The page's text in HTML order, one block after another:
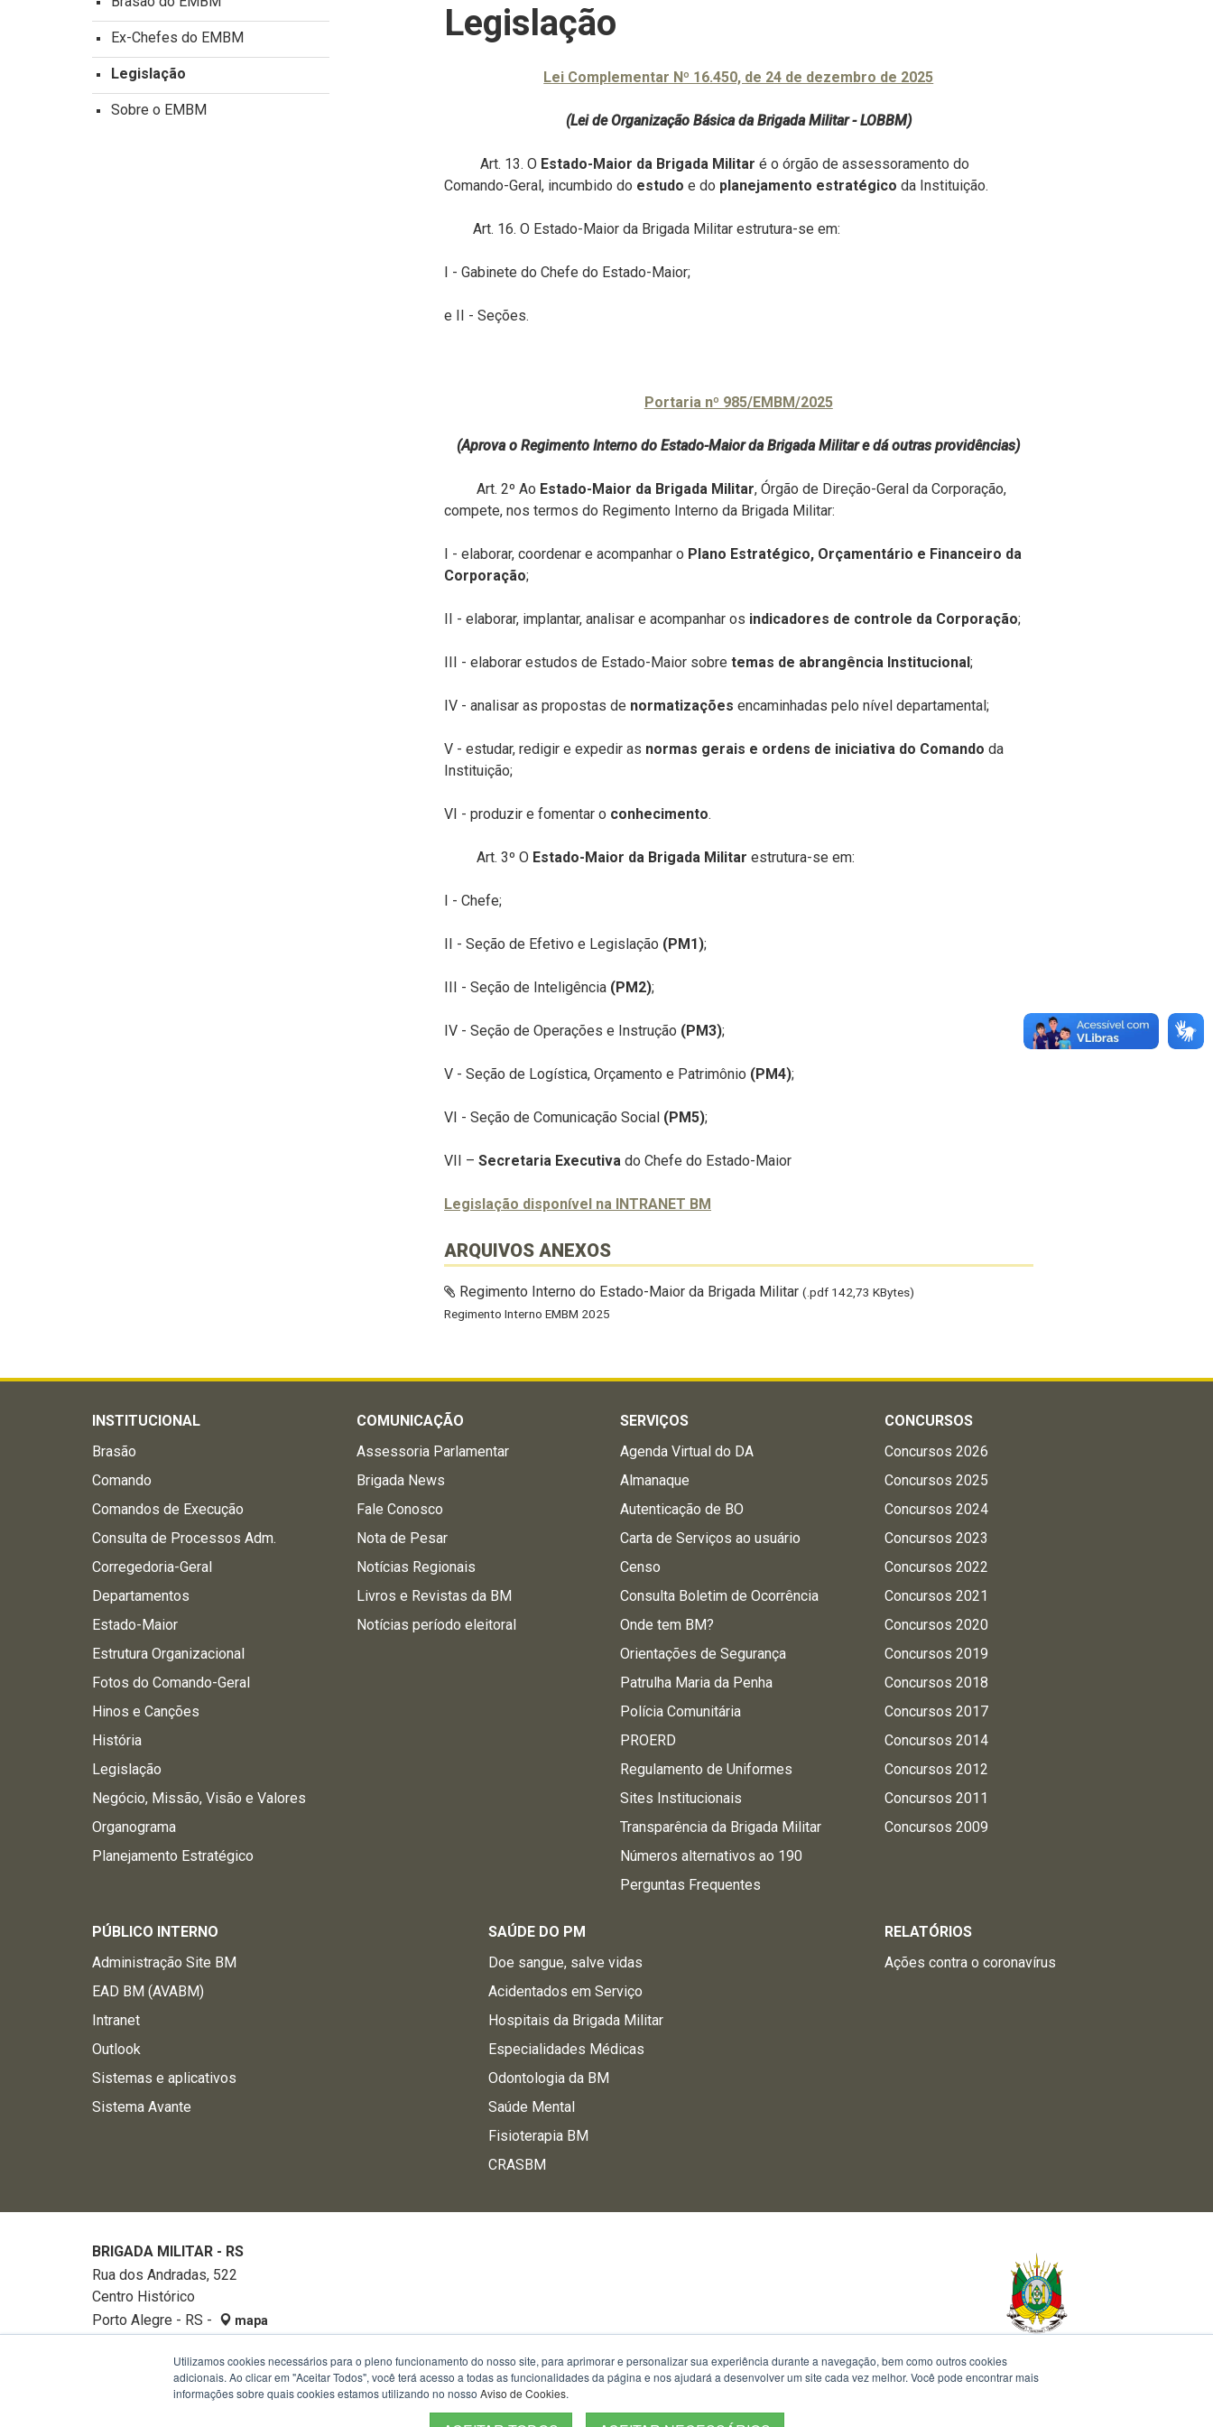
Legislação
Lei Complementar Nº 16.450, de 24 de dezembro de 2025
(Lei de Organização Básica da Brigada Militar - LOBBM)
Art. 13. O Estado-Maior da Brigada Militar é o órgão de assessoramento do
Comando-Geral, incumbido do estudo e do planejamento estratégico da Instituição.
Art. 16. O Estado-Maior da Brigada Militar estrutura-se em:
I - Gabinete do Chefe do Estado-Maior;
e II - Seções.
Portaria nº 985/EMBM/2025
(Aprova o Regimento Interno do Estado-Maior da Brigada Militar e dá outras providências)
Art. 2º Ao Estado-Maior da Brigada Militar, Órgão de Direção-Geral da Corporação,
compete, nos termos do Regimento Interno da Brigada Militar:
I - elaborar, coordenar e acompanhar o Plano Estratégico, Orçamentário e Financeiro da
Corporação;
II - elaborar, implantar, analisar e acompanhar os indicadores de controle da Corporação;
III - elaborar estudos de Estado-Maior sobre temas de abrangência Institucional;
IV - analisar as propostas de normatizações encaminhadas pelo nível departamental;
V - estudar, redigir e expedir as normas gerais e ordens de iniciativa do Comando da
Instituição;
VI - produzir e fomentar o conhecimento.
Art. 3º O Estado-Maior da Brigada Militar estrutura-se em:
I - Chefe;
II - Seção de Efetivo e Legislação (PM1);
III - Seção de Inteligência (PM2);
IV - Seção de Operações e Instrução (PM3);
V - Seção de Logística, Orçamento e Patrimônio (PM4);
VI - Seção de Comunicação Social (PM5);
VII – Secretaria Executiva do Chefe do Estado-Maior
Legislação disponível na INTRANET BM
ARQUIVOS ANEXOS
Regimento Interno do Estado-Maior da Brigada Militar (.pdf 142,73 KBytes)
Regimento Interno EMBM 2025
Ex-Chefes do EMBM
Legislação
Sobre o EMBM
INSTITUCIONAL
Brasão
Comando
Comandos de Execução
Consulta de Processos Adm.
Corregedoria-Geral
Departamentos
Estado-Maior
Estrutura Organizacional
Fotos do Comando-Geral
Hinos e Canções
História
Legislação
Negócio, Missão, Visão e Valores
Organograma
Planejamento Estratégico
COMUNICAÇÃO
Assessoria Parlamentar
Brigada News
Fale Conosco
Nota de Pesar
Notícias Regionais
Livros e Revistas da BM
Notícias período eleitoral
SERVIÇOS
Agenda Virtual do DA
Almanaque
Autenticação de BO
Carta de Serviços ao usuário
Censo
Consulta Boletim de Ocorrência
Onde tem BM?
Orientações de Segurança
Patrulha Maria da Penha
Polícia Comunitária
PROERD
Regulamento de Uniformes
Sites Institucionais
Transparência da Brigada Militar
Números alternativos ao 190
Perguntas Frequentes
CONCURSOS
Concursos 2026
Concursos 2025
Concursos 2024
Concursos 2023
Concursos 2022
Concursos 2021
Concursos 2020
Concursos 2019
Concursos 2018
Concursos 2017
Concursos 2014
Concursos 2012
Concursos 2011
Concursos 2009
PÚBLICO INTERNO
Administração Site BM
EAD BM (AVABM)
Intranet
Outlook
Sistemas e aplicativos
Sistema Avante
SAÚDE DO PM
Doe sangue, salve vidas
Acidentados em Serviço
Hospitais da Brigada Militar
Especialidades Médicas
Odontologia da BM
Saúde Mental
Fisioterapia BM
CRASBM
RELATÓRIOS
Ações contra o coronavírus
BRIGADA MILITAR - RS
Rua dos Andradas, 522
Centro Histórico
Porto Alegre - RS -
mapa
32882740Utilizamos cookies necessários para o pleno funcionamento do nosso site, para aprimorar e personalizar sua experiência durante a navegação, bem como outros cookies
adicionais. Ao clicar em "Aceitar Todos", você terá acesso a todas as funcionalidades da página e nos ajudará a desenvolver um site cada vez melhor. Você pode encontrar mais
informações sobre quais cookies estamos utilizando no nosso Aviso de Cookies.